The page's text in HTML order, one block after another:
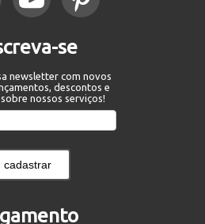
se
newsletter com novos
descontos e
nossos serviços!
cadastrar